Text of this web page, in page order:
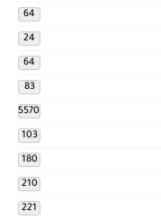
64
24
64
83
5570
103
180
210
221